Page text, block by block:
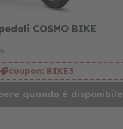
COSMO BIKE
coupon: BIKE3
quando è disponibile